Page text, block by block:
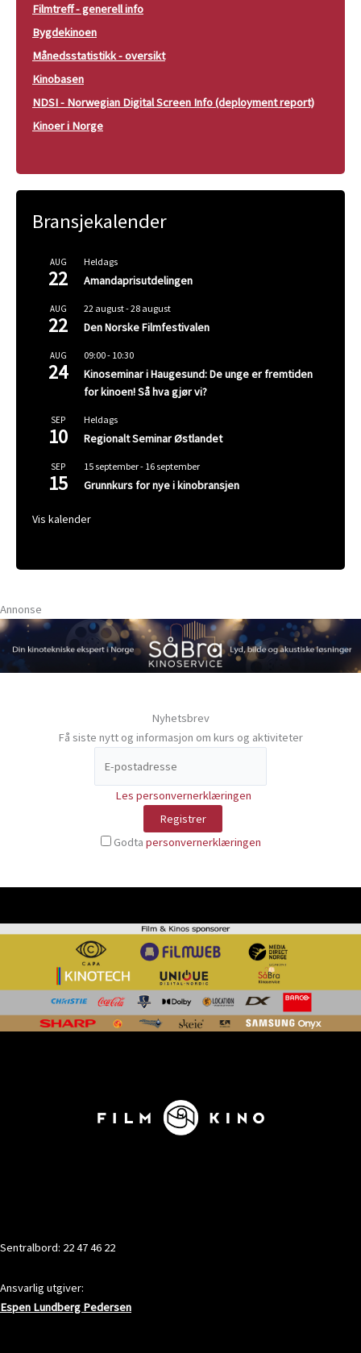
Filmtreff - generell info
Bygdekinoen
Månedsstatistikk - oversikt
Kinobasen
NDSI - Norwegian Digital Screen Info (deployment report)
Kinoer i Norge
Bransjekalender
AUG
22
Heldags
Amandaprisutdelingen
AUG
22
22 august-28 august
Den Norske Filmfestivalen
AUG
24
09:00- 10:30
Kinoseminar i Haugesund: De unge er fremtiden
for kinoen! Så hva gjør vi?
SEP
10
Heldags
Regionalt Seminar Østlandet
SEP
15
15 september- 16 september
Grunnkurs for nye i kinobransjen
Vis kalender
Annonse
Nyhetsbrev
Få siste nytt og informasjon om kurs og aktiviteter
Les personvernerklæringen
Godta personvernerklæringen
Sentralbord: 22 47 46 22
Ansvarlig utgiver:
Espen Lundberg Pedersen